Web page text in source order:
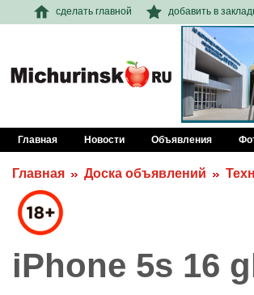
сделать главной добавить в
Главная Новости Объявления
Главная Доска объявлений
iPhone 5s 16